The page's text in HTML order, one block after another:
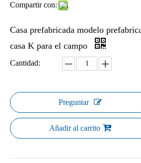
Compartir con:
Casa prefabricada modelo
casa K para el campo
Cantidad:
Preguntar
Añadir al carrito